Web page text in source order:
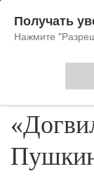
Семён
Получать
Нажмите